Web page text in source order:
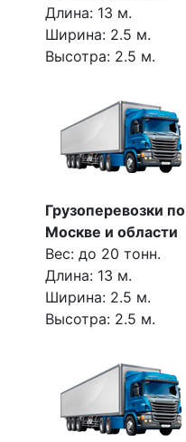
Длина: 13 м.
Ширина: 2.5 м.
Высотра: 2.5 м.
Грузоперевозки по
Москве и области
Вес: до 20 тонн.
Длина: 13 м.
Ширина: 2.5 м.
Высотра: 2.5 м.